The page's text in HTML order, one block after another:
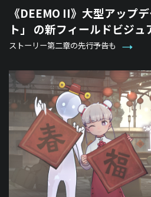
《DEEMO II》大型アップ
ト」 の新フィールドビジ
ストーリー第二章の先行予告も